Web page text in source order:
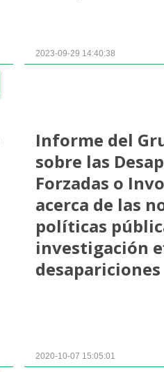
2023-09-29 14:40:38
Informe del
sobre las
Forzadas o
acerca de las
políticas
investigación
2020-10-07 15:05:01